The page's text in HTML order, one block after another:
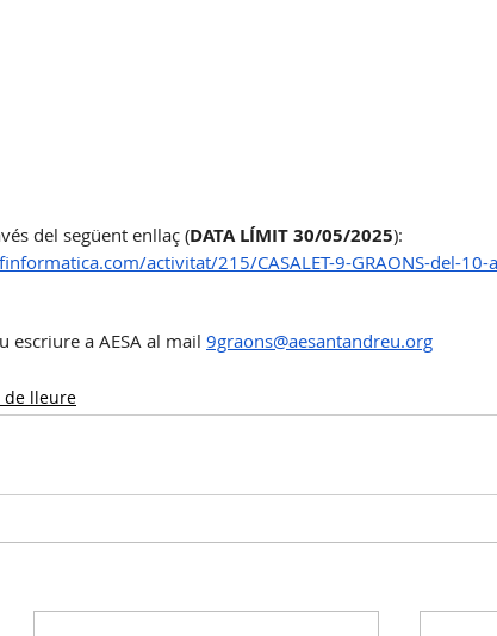
del següent enllaç (DATA LÍMIT 30/05/2025):
activitat/215/CASALET-9-GRAONS-del-10-
escriure a AESA al mail 9graons@aesantandreu.org
de lleure